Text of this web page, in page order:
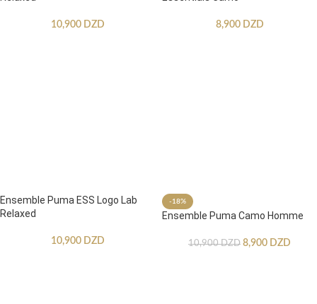
10,900 DZD 8,900 DZD
Ensemble Puma ESS Logo Lab
Relaxed
10,900 DZD
-18%
Ensemble Puma Camo Homme
10,900DZD 8,900 DZD